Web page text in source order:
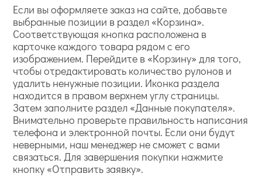
Если вы оформляете заказ на сайте, добавьте
выбранные позиции в раздел «Корзина».
Соответствующая кнопка расположена в
карточке каждого товара рядом с его
изображением. Перейдите в «Корзину» для того,
чтобы отредактировать количество рулонов и
удалить ненужные позиции. Иконка раздела
находится в правом верхнем углу страницы.
Затем заполните раздел «Данные покупателя».
Внимательно проверьте правильность написания
телефона и электронной почты. Если они будут
неверными, наш менеджер не сможет с вами
связаться. Для завершения покупки нажмите
кнопку «Отправить заявку».